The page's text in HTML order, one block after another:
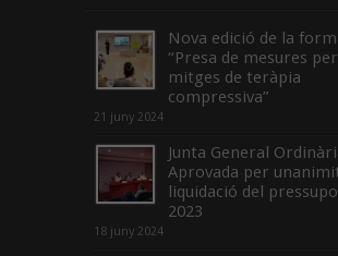
Nova edició de la
“Presa de mesures
mitges de teràpia
compressiva”
21 juny 2024
Junta General
Aprovada per
liquidació del
2023
18 juny 2024